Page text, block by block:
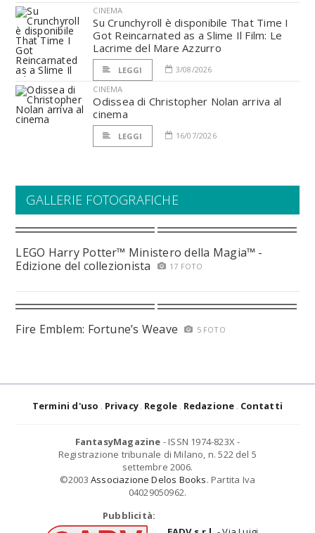
CINEMA
Su Crunchyroll è disponibile That Time I
Got Reincarnated as a Slime Il Film: Le
Lacrime del Mare Azzurro
LEGGI
3/08/2026
CINEMA
Odissea di Christopher Nolan arriva al
cinema
LEGGI 16/07/2026
GALLERIE FOTOGRAFICHE
LEGO Harry Potter™ Ministero della Magia™ -
Edizione del collezionista
17 FOTO
Fire Emblem: Fortune’s Weave 5 FOTO
Termini d'uso Privacy Regole Redazione Contatti
FantasyMagazine - ISSN 1974-823X -
Registrazione tribunale di Milano, n. 522 del 5
settembre 2006.
©2003 Associazione Delos Books. Partita Iva
04029050962.
Pubblicità: